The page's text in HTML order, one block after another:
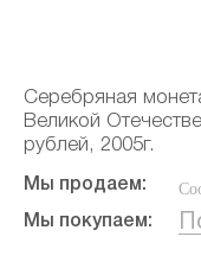
Серебряная
Великой
рублей, 2005г.
Мы продаем:
Мы покупаем: